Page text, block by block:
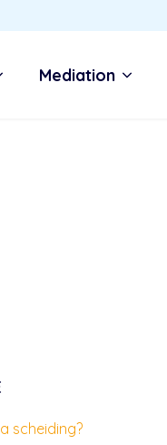
Mediation
scheiding?